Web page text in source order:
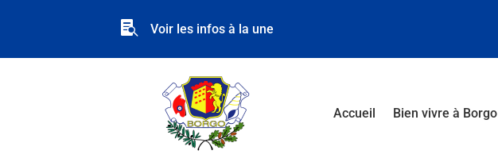
 Voir les infos à la une
Accueil Bien vivre à Borgo